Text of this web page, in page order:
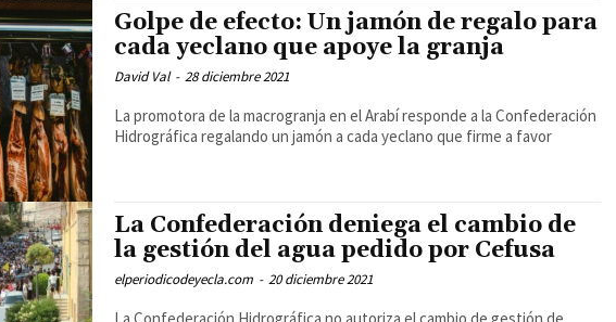
Golpe de efecto: Un jamón de regalo para
cada yeclano que apoye la granja
David Val - 28 diciembre 2021
La promotora de la macrogranja en el Arabí responde a la Confederación
Hidrográfica regalando un jamón a cada yeclano que firme a favor
La Confederación deniega el cambio de
la gestión del agua pedido por Cefusa
elperiodicodeyecla.com - 20 diciembre 2021